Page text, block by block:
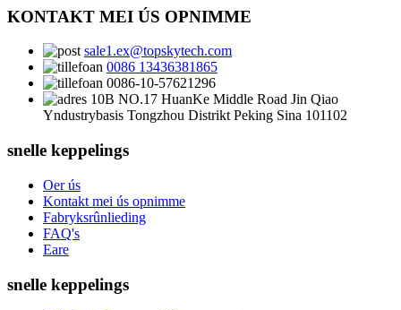
KONTAKT MEI ÚS OPNIMME
sale1.ex@topskytech.com
0086 13436381865
0086-10-57621296
10B NO.17 HuanKe Middle Road Jin Qiao
Yndustrybasis Tongzhou Distrikt Peking Sina 101102
snelle keppelings
Oer ús
Kontakt mei ús opnimme
Fabryksrûnlieding
FAQ's
Eare
snelle keppelings